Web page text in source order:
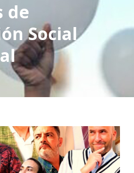
de
Social